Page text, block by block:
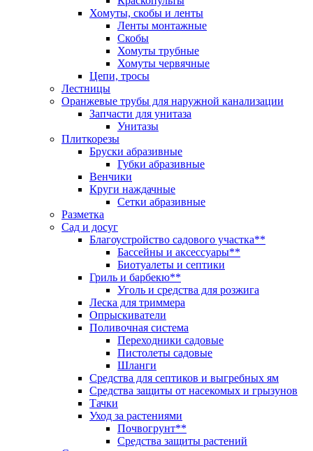
Хомуты, скобы и ленты
Ленты монтажные
Скобы
Хомуты трубные
Хомуты червячные
Цепи, тросы
Лестницы
Оранжевые трубы для наружной канализации
Запчасти для унитаза
Унитазы
Плиткорезы
Бруски абразивные
Губки абразивные
Венчики
Круги наждачные
Сетки абразивные
Разметка
Сад и досуг
Благоустройство садового участка**
Бассейны и аксессуары**
Биотуалеты и септики
Гриль и барбекю**
Уголь и средства для розжига
Леска для триммера
Опрыскиватели
Поливочная система
Переходники садовые
Пистолеты садовые
Шланги
Средства для септиков и выгребных ям
Средства защиты от насекомых и грызунов
Тачки
Уход за растениями
Почвогрунт**
Средства защиты растений